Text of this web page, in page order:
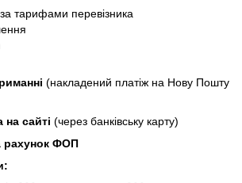
за тарифами перевізника
(накладений платіж на Нову Пошту
сайті (через банківську карту)
рахунок ФОП